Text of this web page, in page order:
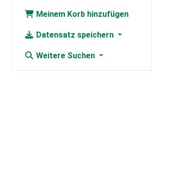
Meinem Korb hinzufügen
Datensatz speichern
Weitere Suchen